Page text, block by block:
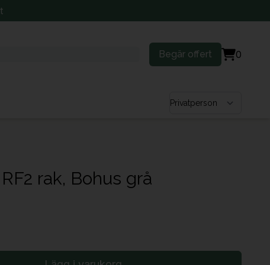
Begär offert 0
Välj kundtyp
rak, Bohus grå